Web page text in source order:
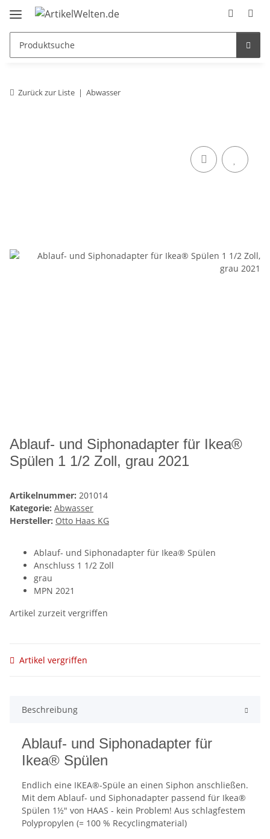
Zurück zur Liste Abwasser
Ablauf- und Siphonadapter für Ikea®
Spülen 1 1/2 Zoll, grau 2021
Artikelnummer: 201014
Kategorie: Abwasser
Hersteller: Otto Haas KG
Ablauf- und Siphonadapter für Ikea® Spülen
Anschluss 1 1/2 Zoll
grau
MPN 2021
Artikel zurzeit vergriffen
Artikel vergriffen
Beschreibung
Ablauf- und Siphonadapter für
Ikea® Spülen
Endlich eine IKEA®-Spüle an einen Siphon anschließen.
Mit dem Ablauf- und Siphonadapter passend für Ikea®
Spülen 1½" von HAAS - kein Problem! Aus schlagfestem
Polypropylen (= 100 % Recyclingmaterial)